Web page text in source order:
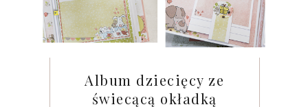
Album dziecięcy ze
świecącą okładką